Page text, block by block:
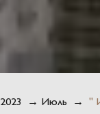
2023 → Июль → "